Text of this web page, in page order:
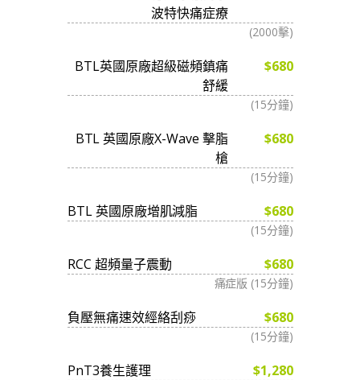
波特快痛症療
(2000擊)
BTL英國原廠超級磁頻鎮痛
舒緩
$680
(15分鐘)
BTL 英國原廠X-Wave 擊脂
槍
$680
(15分鐘)
BTL 英國原廠增肌減脂 $680
(15分鐘)
RCC 超頻量子震動 $680
痛症版 (15分鐘)
負壓無痛速效經絡刮痧 $680
(15分鐘)
PnT3養生護理 $1,280